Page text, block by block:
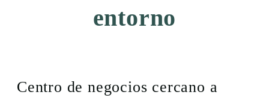
entorno
Centro de negocios cercano a